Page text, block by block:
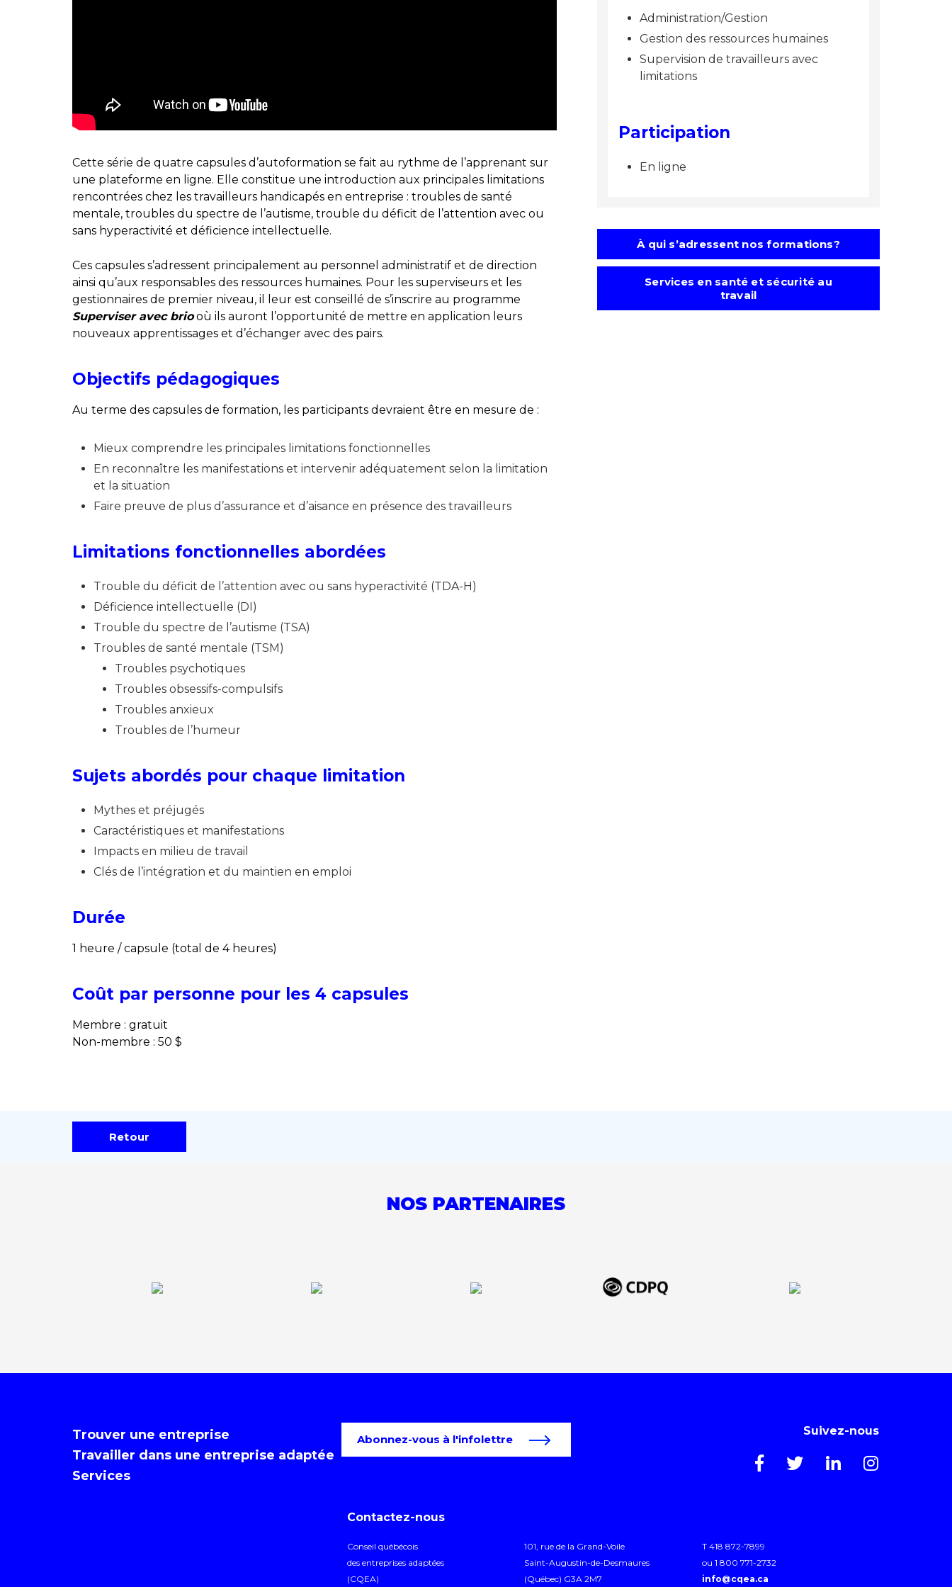
Cette série de quatre capsules d’autoformation se fait au rythme de l’apprenant sur
une plateforme en ligne. Elle constitue une introduction aux principales limitations
rencontrées chez les travailleurs handicapés en entreprise : troubles de santé
mentale, troubles du spectre de l’autisme, trouble du déficit de l’attention avec ou
sans hyperactivité et déficience intellectuelle.
Ces capsules s’adressent principalement au personnel administratif et de direction
ainsi qu’aux responsables des ressources humaines. Pour les superviseurs et les
gestionnaires de premier niveau, il leur est conseillé de s’inscrire au programme
Superviser avec briooù ils auront l’opportunité de mettre en application leurs
nouveaux apprentissages et d’échanger avec des pairs.
Objectifs pédagogiques
Au terme des capsules de formation, les participants devraient être en mesure de :
Mieux comprendre les principales limitations fonctionnelles
En reconnaître les manifestations et intervenir adéquatement selon la limitation
et la situation
Faire preuve de plus d’assurance et d’aisance en présence des travailleurs
Limitations fonctionnelles abordées
Trouble du déficit de l’attention avec ou sans hyperactivité (TDA-H)
Déficience intellectuelle (DI)
Trouble du spectre de l’autisme (TSA)
Troubles de santé mentale (TSM)
Troubles psychotiques
Troubles obsessifs-compulsifs
Troubles anxieux
Troubles de l’humeur
Sujets abordés pour chaque limitation
Mythes et préjugés
Caractéristiques et manifestations
Impacts en milieu de travail
Clés de l’intégration et du maintien en emploi
Durée
1 heure / capsule (total de 4 heures)
Coût par personne pour les 4 capsules
Membre : gratuit
Non-membre : 50 $
Administration/Gestion
Gestion des ressources humaines
Supervision de travailleurs avec
limitations
Participation
En ligne
À qui s’adressent nos formations?
Services en santé et sécurité au
travail
Retour
NOS PARTENAIRES
Trouver une entreprise
Travailler dans une entreprise adaptée
Services
Abonnez-vous à l'infolettre
Suivez-nous
Contactez-nous
Conseil québécois
des entreprises adaptées
(CQEA)
101, rue de la Grand-Voile
Saint-Augustin-de-Desmaures
(Québec) G3A 2M7
T 418 872-7899
ou 1 800 771-2732
info@cqea.ca